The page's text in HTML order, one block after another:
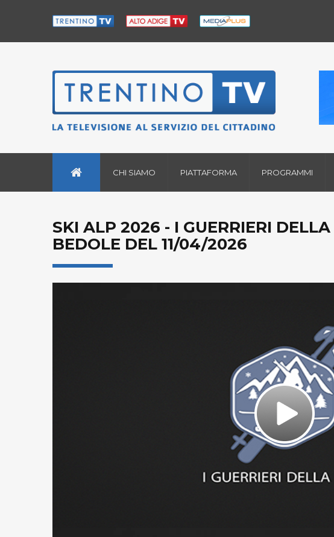
CHI SIAMO PIATTAFORMA PROGRAMMI
SKI ALP 2026 - I GUERRIERI
BEDOLE DEL 11/04/2026
Play
Video